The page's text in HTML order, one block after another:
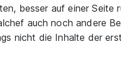
besser auf einer Seite
auch noch andere
nicht die Inhalte der